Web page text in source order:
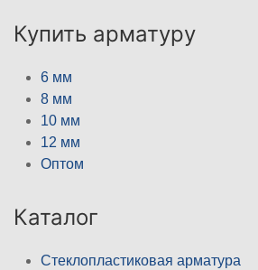
Купить арматуру
6 мм
8 мм
10 мм
12 мм
Оптом
Каталог
Стеклопластиковая арматура